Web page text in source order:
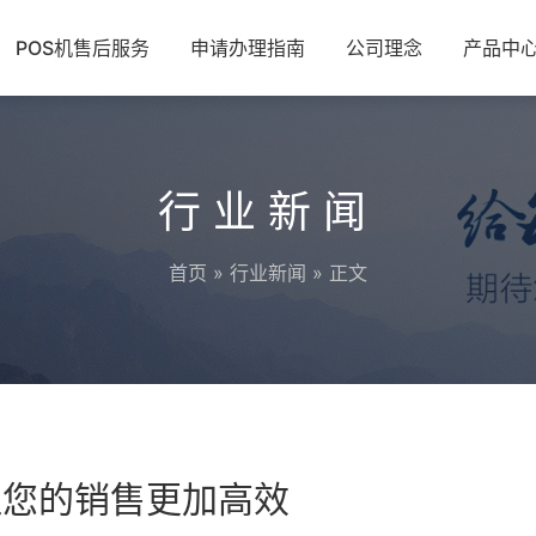
POS机售后服务 申请办理指南 公司理念 产品中
行业新闻
首页 » 行业新闻 » 正文
的销售更加高效